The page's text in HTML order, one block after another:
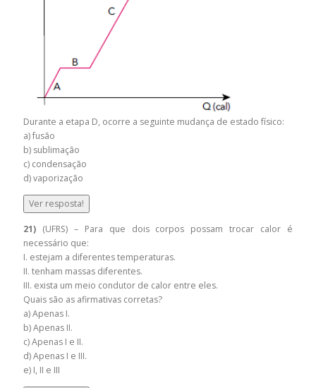
Durante a etapa D, ocorre a seguinte mudança de estado físico:
a) fusão
b) sublimação
c) condensação
d) vaporização
Ver resposta!
21) (UFRS) – Para que dois corpos possam trocar calor é
necessário que:
I. estejam a diferentes temperaturas.
II. tenham massas diferentes.
III. exista um meio condutor de calor entre eles.
Quais são as afirmativas corretas?
a) Apenas I.
b) Apenas II.
c) Apenas I e II.
d) Apenas I e III.
e) I, II e III